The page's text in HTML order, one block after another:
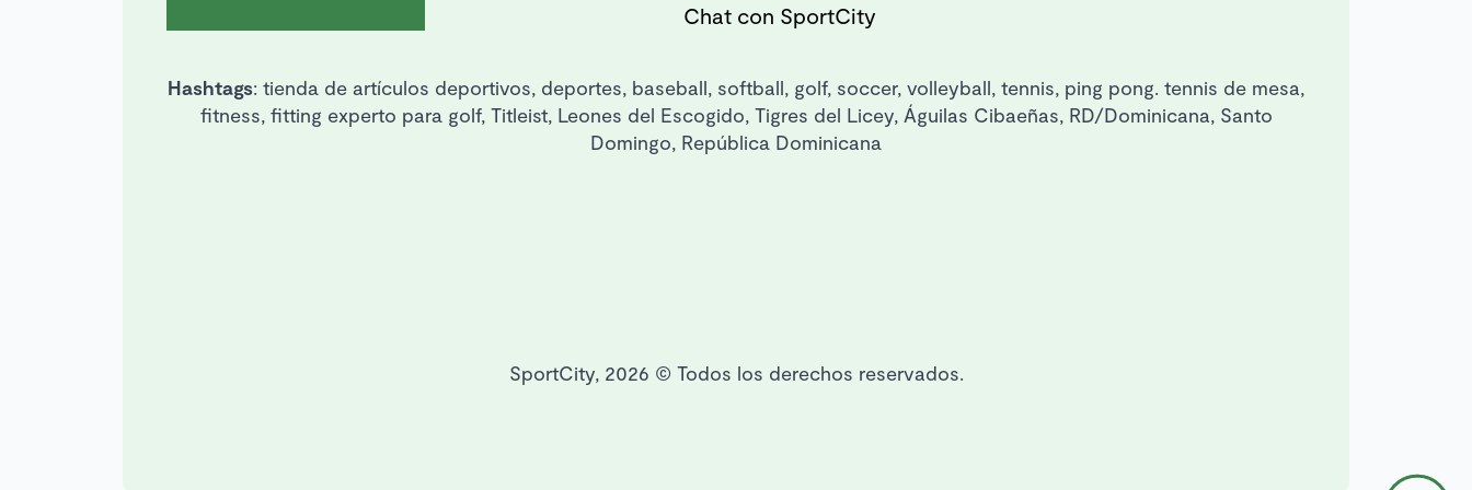
Chat con SportCity
Hashtags: tienda de artículos deportivos, deportes, baseball, softball, golf, soccer, volleyball, tennis, ping pong. tennis de mesa,
fitness, fitting experto para golf, Titleist, Leones del Escogido, Tigres del Licey, Águilas Cibaeñas, RD/Dominicana, Santo
Domingo, República Dominicana
SportCity, 2026 © Todos los derechos reservados.